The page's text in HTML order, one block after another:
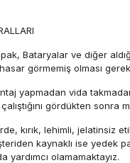
Bataryalar ve diğer
görmemiş olması
yapmadan vida
gördükten sonra
kırık, lehimli, jelatinsiz
kaynaklı ise yedek
yardımcı olamamaktayız.